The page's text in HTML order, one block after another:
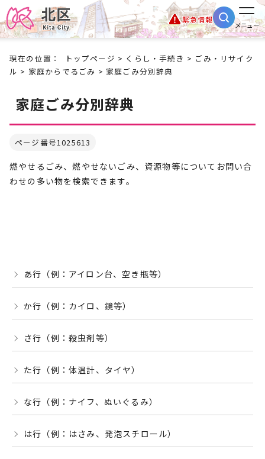
緊急情報
メニュー
現在の位置： トップページ > くらし・手続き > ごみ・リサイク
ル > 家庭からでるごみ > 家庭ごみ分別辞典
家庭ごみ分別辞典
ページ番号1025613
燃やせるごみ、燃やせないごみ、資源物等についてお問い合
わせの多い物を検索できます。
あ行（例：アイロン台、空き瓶等）
か行（例：カイロ、鏡等）
さ行（例：殺虫剤等）
た行（例：体温計、タイヤ）
な行（例：ナイフ、ぬいぐるみ）
は行（例：はさみ、発泡スチロール）